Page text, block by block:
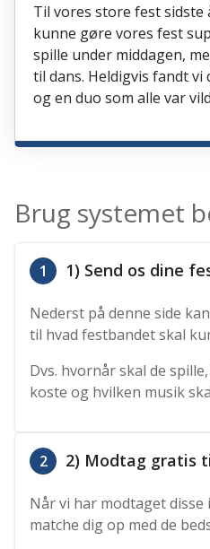
Til vores store fest sidste
kunne gøre vores fest
spille under middagen,
til dans. Heldigvis fandt
og en duo som alle var
Brug systemet
1 1) Send os dine
Nederst på denne side
til hvad festbandet skal
Dvs. hvornår skal de
koste og hvilken musik
2 2) Modtag gratis
Når vi har modtaget
matche dig op med de